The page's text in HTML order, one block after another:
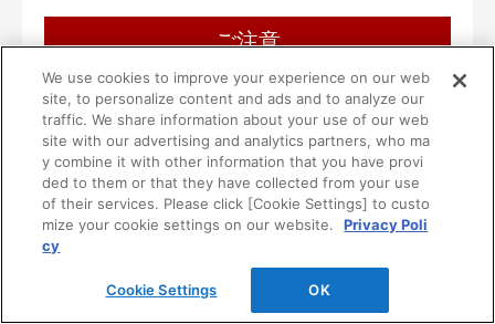
ご注意
ご使用にあたり、ご注意・ご理解いただき
たいこと
■本製品は一般住宅用として設計されています。
病院等の不特定多数の方が使用される場所には使
用しないでください。
■一般家庭用品を収納する製品です。ただし、次の
ような危険な物は収納しないでください。
１）油やシンナーなどの可燃物や薬品
We use cookies to improve your experience on our web
site, to personalize content and ads and to analyze our
traffic. We share information about your use of our web
site with our advertising and analytics partners, who ma
y combine it with other information that you have provi
ded to them or that they have collected from your use
of their services. Please click [Cookie Settings] to custo
mize your cookie settings on our website.
Privacy Poli
cy
Cookie Settings OK